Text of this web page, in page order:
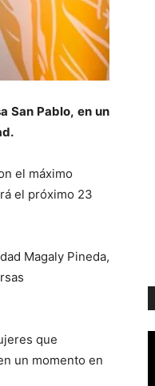
San Pablo, en un
el máximo
el próximo 23
Magaly Pineda,
que
un momento en